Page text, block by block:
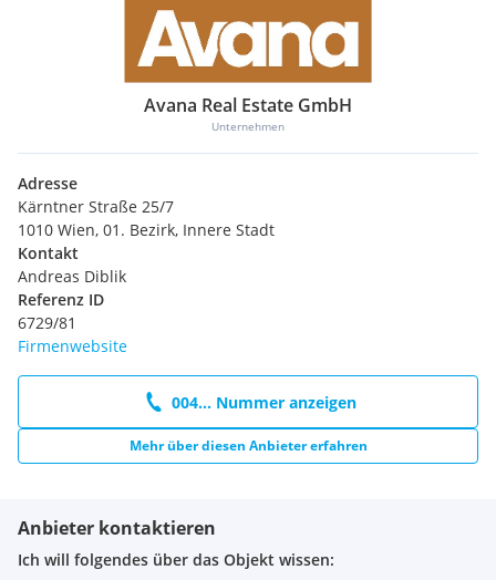
Avana Real Estate GmbH
Unternehmen
Adresse
Kärntner Straße 25/7
1010 Wien, 01. Bezirk, Innere Stadt
Kontakt
Andreas Diblik
Referenz ID
6729/81
Firmenwebsite
004... Nummer anzeigen
Mehr über diesen Anbieter erfahren
Anbieter kontaktieren
Ich will folgendes über das Objekt wissen: